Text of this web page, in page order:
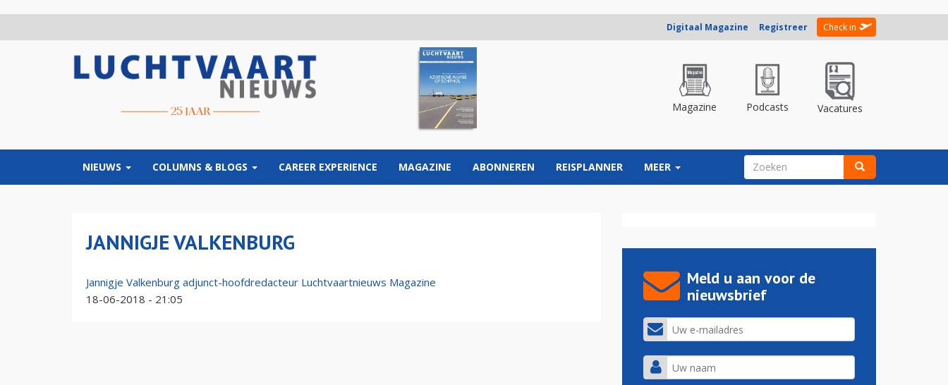
Digitaal Magazine Registreer Check in
Magazine Podcasts Vacatures
NIEUWS COLUMNS & BLOGS CAREER EXPERIENCE MAGAZINE ABONNEREN REISPLANNER MEER ZOEKVELD
JANNIGJE VALKENBURG
Jannigje Valkenburg adjunct-hoofdredacteur Luchtvaartnieuws Magazine
18-06-2018 - 21:05
Meld u aan voor de
nieuwsbrief